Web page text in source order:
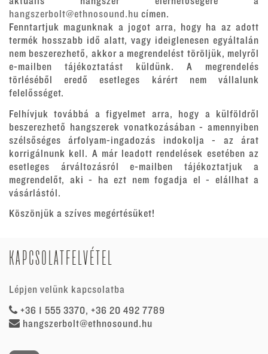
hangszerbolt@ethnosound.hu címen.
Fenntartjuk magunknak a jogot arra, hogy ha az adott
termék hosszabb idő alatt, vagy ideiglenesen egyáltalán
nem beszerezhető, akkor a megrendelést töröljük, melyről
e-mailben tájékoztatást küldünk. A megrendelés
törléséből eredő esetleges kárért nem vállalunk
felelősséget.
Felhívjuk továbbá a figyelmet arra, hogy a külföldről
beszerezhető hangszerek vonatkozásában - amennyiben
szélsőséges árfolyam-ingadozás indokolja - az árat
korrigálnunk kell. A már leadott rendelések esetében az
esetleges árváltozásról e-mailben tájékoztatjuk a
megrendelőt, aki - ha ezt nem fogadja el - elállhat a
vásárlástól.
Köszönjük a szíves megértésüket!
KAPCSOLATFELVÉTEL
Lépjen velünk kapcsolatba
+36 1 555 3370, +36 20 492 7789
hangszerbolt@ethnosound.hu